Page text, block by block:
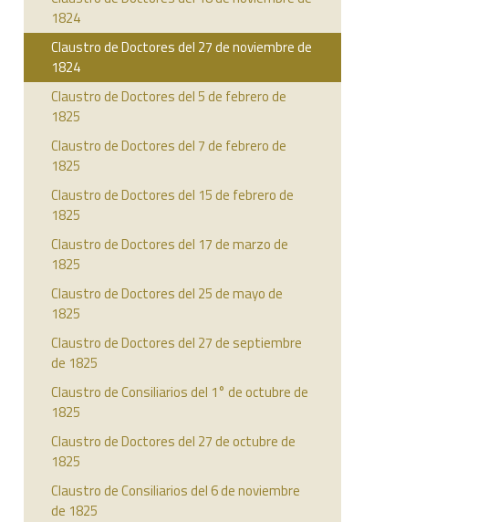
1824
Claustro de Doctores del 27 de noviembre de
1824
Claustro de Doctores del 5 de febrero de
1825
Claustro de Doctores del 7 de febrero de
1825
Claustro de Doctores del 15 de febrero de
1825
Claustro de Doctores del 17 de marzo de
1825
Claustro de Doctores del 25 de mayo de
1825
Claustro de Doctores del 27 de septiembre
de 1825
Claustro de Consiliarios del 1° de octubre de
1825
Claustro de Doctores del 27 de octubre de
1825
Claustro de Consiliarios del 6 de noviembre
de 1825